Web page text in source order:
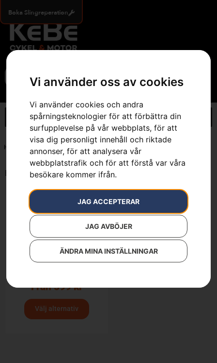
Vi använder oss av cookies
Vi använder cookies och andra
spårningsteknologier för att förbättra din
surfupplevelse på vår webbplats, för att
visa dig personligt innehåll och riktade
annonser, för att analysera vår
webbplatstrafik och för att förstå var våra
besökare kommer ifrån.
JAG ACCEPTERAR
JAG AVBÖJER
ÄNDRA MINA INSTÄLLNINGAR
Boka Slingreperation
Hem 16" Pixel, .325", 1.3mm, liten infästning
Endast ett sökresultat
Från599kr
Välj alternativ